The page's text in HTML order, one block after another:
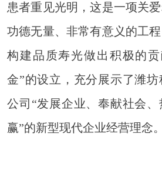
患者重见光明，这是一项关爱
功德无量、非常有意义的工
构建品质寿光做出积极的
金”的设立，充分展示了潍
公司“发展企业、奉献社会
赢”的新型现代企业经营理念。